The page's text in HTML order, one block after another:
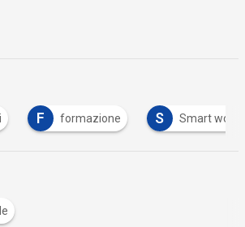
formazione S Smart working